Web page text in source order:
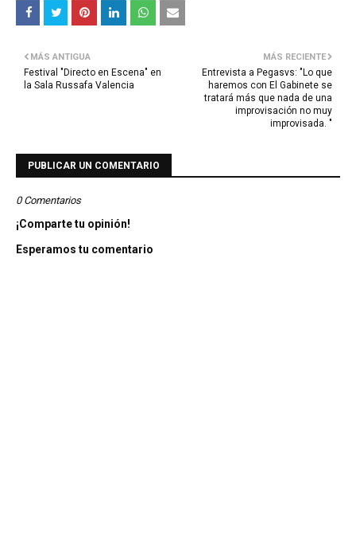
MÁS RECIENTE
Entrevista a Pegasvs: "Lo que
haremos con El Gabinete se
tratará más que nada de una
improvisación no muy
improvisada. "
MÁS ANTIGUA
Festival "Directo en Escena" en
la Sala Russafa Valencia
PUBLICAR UN COMENTARIO
0 Comentarios
¡Comparte tu opinión!
Esperamos tu comentario